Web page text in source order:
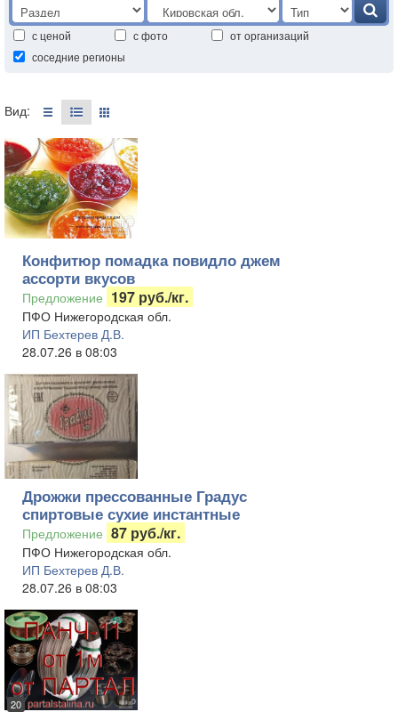
с ценой с фото
от организаций
соседние регионы
Вид:
Конфитюр помадка повидло джем
ассорти вкусов
Предложение 197 руб./кг.
ПФО Нижегородская обл.
ИП Бехтерев Д.В.
28.07.26 в 08:03
Дрожжи прессованные Градус
спиртовые сухие инстантные
Предложение 87 руб./кг.
ПФО Нижегородская обл.
ИП Бехтерев Д.В.
28.07.26 в 08:03
20